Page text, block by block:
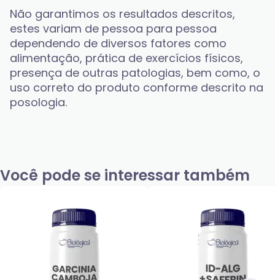
Não garantimos os resultados descritos,
estes variam de pessoa para pessoa
dependendo de diversos fatores como
alimentação, prática de exercícios físicos,
presença de outras patologias, bem como, o
uso correto do produto conforme descrito na
posologia.
Você pode se interessar também